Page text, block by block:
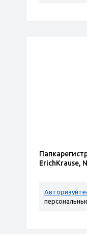
ErichKrause,